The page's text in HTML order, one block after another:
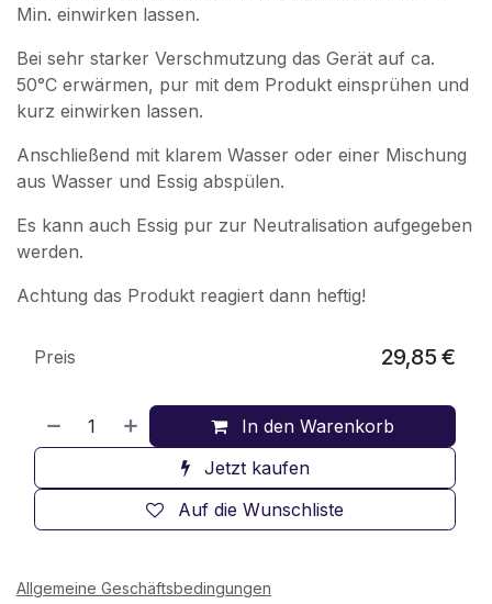
Min. einwirken lassen.
Bei sehr starker Verschmutzung das Gerät auf ca.
50°C erwärmen, pur mit dem Produkt einsprühen und
kurz einwirken lassen.
Anschließend mit klarem Wasser oder einer Mischung
aus Wasser und Essig abspülen.
Es kann auch Essig pur zur Neutralisation aufgegeben
werden.
Achtung das Produkt reagiert dann heftig!
In den Warenkorb
Jetzt kaufen
Auf die Wunschliste
Preis 29,85 €
Allgemeine Geschäftsbedingungen